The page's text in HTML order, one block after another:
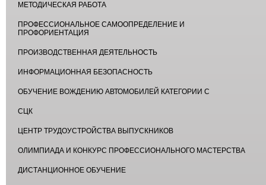
МЕТОДИЧЕСКАЯ РАБОТА
ПРОФЕССИОНАЛЬНОЕ САМООПРЕДЕЛЕНИЕ И
ПРОФОРИЕНТАЦИЯ
ПРОИЗВОДСТВЕННАЯ ДЕЯТЕЛЬНОСТЬ
ИНФОРМАЦИОННАЯ БЕЗОПАСНОСТЬ
ОБУЧЕНИЕ ВОЖДЕНИЮ АВТОМОБИЛЕЙ КАТЕГОРИИ С
СЦК
ЦЕНТР ТРУДОУСТРОЙСТВА ВЫПУСКНИКОВ
ОЛИМПИАДА И КОНКУРС ПРОФЕССИОНАЛЬНОГО МАСТЕРСТВА
ДИСТАНЦИОННОЕ ОБУЧЕНИЕ